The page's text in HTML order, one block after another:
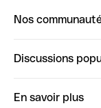
Nos
ClubQonto
Discussions
En savoir plus